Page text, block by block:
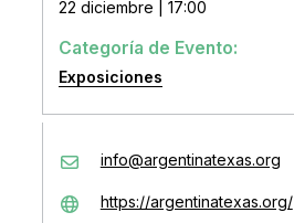
22 diciembre | 17:00
Categoría de Evento:
Exposiciones
info@argentinatexas.org
https://argentinatexas.org/